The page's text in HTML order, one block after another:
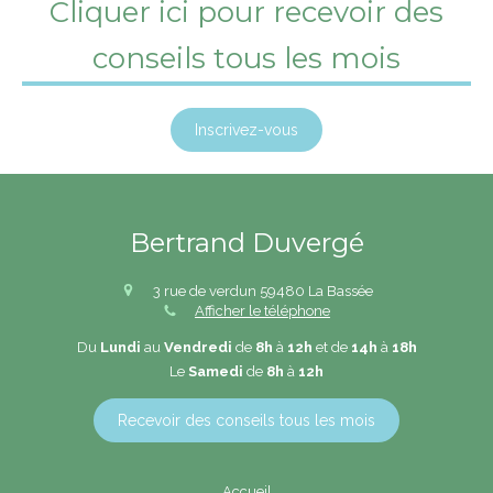
Cliquer ici pour recevoir des
conseils tous les mois
Inscrivez-vous
Bertrand Duvergé
3 rue de verdun 59480 La Bassée
Afficher le téléphone
Du Lundi au Vendredi de 8h à 12h et de 14h à 18h
Le Samedi de 8h à 12h
Recevoir des conseils tous les mois